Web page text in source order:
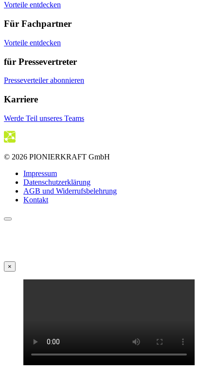
Vorteile entdecken
Für Fachpartner
Vorteile entdecken
für Pressevertreter
Presseverteiler abonnieren
Karriere
Werde Teil unseres Teams
© 2026 PIONIERKRAFT GmbH
Impressum
Datenschutzerklärung
AGB und Widerrufsbelehrung
Kontakt
×